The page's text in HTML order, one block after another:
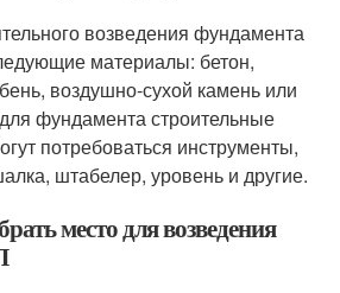
возведения фундамента
материалы: бетон,
воздушно-сухой камень или
фундамента строительные
потребоваться инструменты,
штабелер, уровень и другие.
место для возведения